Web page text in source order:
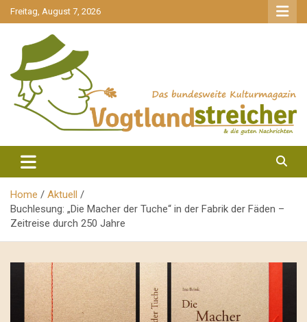
gehe
zum
Freitag, August 7, 2026
Vogtlandstreicher
Home
Aktuell
Buchlesung: „Die Macher der Tuche“ in der Fabrik der Fäden –
Zeitreise durch 250 Jahre